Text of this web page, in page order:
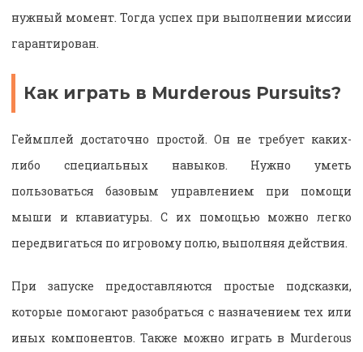
нужный момент. Тогда успех при выполнении миссии
гарантирован.
Как играть в Murderous Pursuits?
Геймплей достаточно простой. Он не требует каких-
либо специальных навыков. Нужно уметь
пользоваться базовым управлением при помощи
мыши и клавиатуры. С их помощью можно легко
передвигаться по игровому полю, выполняя действия.
При запуске предоставляются простые подсказки,
которые помогают разобраться с назначением тех или
иных компонентов. Также можно играть в Murderous